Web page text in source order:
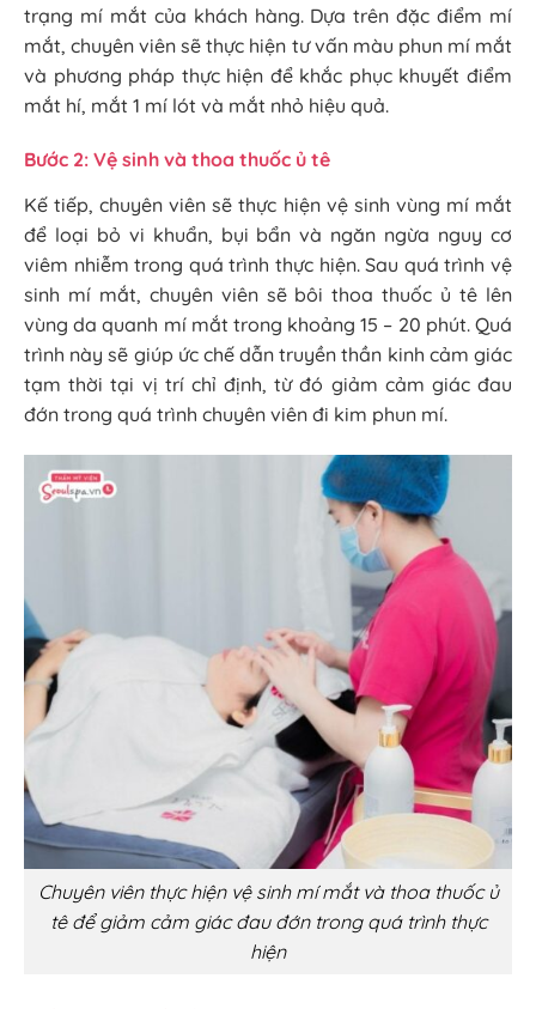
trạng mí mắt của khách hàng. Dựa trên đặc điểm mí
mắt, chuyên viên sẽ thực hiện tư vấn màu phun mí mắt
và phương pháp thực hiện để khắc phục khuyết điểm
mắt hí, mắt 1 mí lót và mắt nhỏ hiệu quả.
Bước 2: Vệ sinh và thoa thuốc ủ tê
Kế tiếp, chuyên viên sẽ thực hiện vệ sinh vùng mí mắt
để loại bỏ vi khuẩn, bụi bẩn và ngăn ngừa nguy cơ
viêm nhiễm trong quá trình thực hiện. Sau quá trình vệ
sinh mí mắt, chuyên viên sẽ bôi thoa thuốc ủ tê lên
vùng da quanh mí mắt trong khoảng 15 – 20 phút. Quá
trình này sẽ giúp ức chế dẫn truyền thần kinh cảm giác
tạm thời tại vị trí chỉ định, từ đó giảm cảm giác đau
đớn trong quá trình chuyên viên đi kim phun mí.
Chuyên viên thực hiện vệ sinh mí mắt và thoa thuốc ủ
tê để giảm cảm giác đau đớn trong quá trình thực
hiện